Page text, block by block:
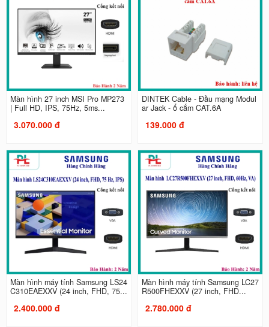
Màn hình 27 inch MSI Pro MP273
| Full HD, IPS, 75Hz, 5ms...
3.070.000 đ
DINTEK Cable - Đầu mạng Modul
ar Jack - ổ cắm CAT.6A
139.000 đ
Màn hình máy tính Samsung LS24
C310EAEXXV (24 inch, FHD, 75...
2.400.000 đ
Màn hình máy tính Samsung LC27
R500FHEXXV (27 inch, FHD...
2.780.000 đ